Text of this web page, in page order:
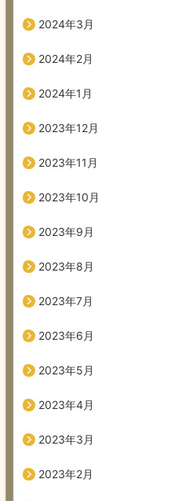
2024年3月
2024年2月
2024年1月
2023年12月
2023年11月
2023年10月
2023年9月
2023年8月
2023年7月
2023年6月
2023年5月
2023年4月
2023年3月
2023年2月